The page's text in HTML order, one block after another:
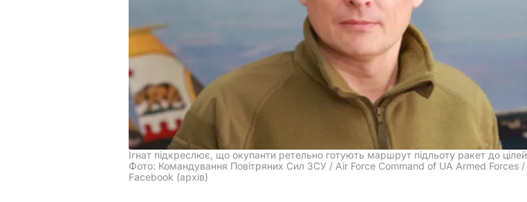
Ігнат підкреслює, що окупанти ретельно готують маршрут підльоту ракет до цілей
Фото: Командування Повітряних Сил ЗСУ / Air Force Command of UA Armed Forces /
Facebook (архів)